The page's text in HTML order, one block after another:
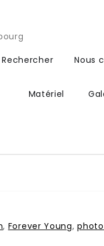
Rechercher
Nous
Matériel
, Forever Young,